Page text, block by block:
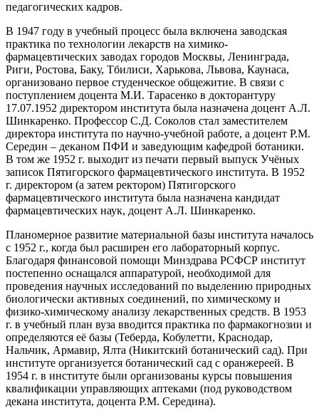
педагогических кадров.
В 1947 году в учебный процесс была включена заводская
практика по технологии лекарств на химико-
фармацевтических заводах городов Москвы, Ленинграда,
Риги, Ростова, Баку, Тбилиси, Харькова, Львова, Каунаса,
организовано первое студенческое общежитие. В связи с
поступлением доцента М.И. Тарасенко в докторантуру
17.07.1952 директором института была назначена доцент А.Л.
Шинкаренко. Профессор С.Д. Соколов стал заместителем
директора института по научно-учебной работе, а доцент Р.М.
Середин – деканом ПФИ и заведующим кафедрой ботаники.
В том же 1952 г. выходит из печати первый выпуск Учёных
записок Пятигорского фармацевтического института. В 1952
г. директором (а затем ректором) Пятигорского
фармацевтического института была назначена кандидат
фармацевтических наук, доцент А.Л. Шинкаренко.
Планомерное развитие материальной базы института началось
с 1952 г., когда был расширен его лабораторный корпус.
Благодаря финансовой помощи Минздрава РСФСР институт
постепенно оснащался аппаратурой, необходимой для
проведения научных исследований по выделению природных
биологически активных соединений, по химическому и
физико-химическому анализу лекарственных средств. В 1953
г. в учебный план вуза вводится практика по фармакогнозии и
определяются её базы (Теберда, Кобулетти, Краснодар,
Нальчик, Армавир, Ялта (Никитский ботанический сад). При
институте организуется ботанический сад с оранжереей. В
1954 г. в институте были организованы курсы повышения
квалификации управляющих аптеками (под руководством
декана института, доцента Р.М. Середина).